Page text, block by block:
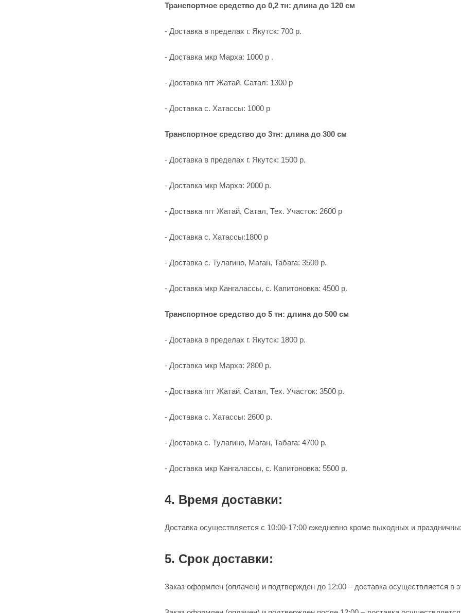
Транспортное средство до 0,2 тн: длина до 120 см
- Доставка в пределах г. Якутск: 700 р.
- Доставка мкр Марха: 1000 р .
- Доставка пгт Жатай, Сатал: 1300 р
- Доставка с. Хатассы: 1000 р
Транспортное средство до 3тн: длина до 300 см
- Доставка в пределах г. Якутск: 1500 р.
- Доставка мкр Марха: 2000 р.
- Доставка пгт Жатай, Сатал, Тех. Участок: 2600 р
- Доставка с. Хатассы:1800 р
- Доставка с. Тулагино, Маган, Табага: 3500 р.
- Доставка мкр Кангалассы, с. Капитоновка: 4500 р.
Транспортное средство до 5 тн: длина до 500 см
- Доставка в пределах г. Якутск: 1800 р.
- Доставка мкр Марха: 2800 р.
- Доставка пгт Жатай, Сатал, Тех. Участок: 3500 р.
- Доставка с. Хатассы: 2600 р.
- Доставка с. Тулагино, Маган, Табага: 4700 р.
- Доставка мкр Кангалассы, с. Капитоновка: 5500 р.
4. Время доставки:
Доставка осуществляется с 10:00-17:00 ежедневно кроме выходных и
5. Срок доставки:
Заказ оформлен (оплачен) и подтвержден до 12:00 – доставка осуществляется в